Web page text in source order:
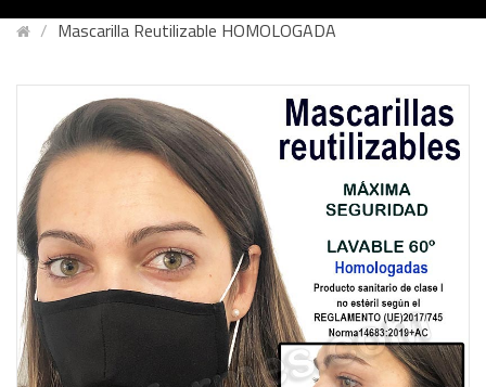
Mascarilla Reutilizable HOMOLOGADA